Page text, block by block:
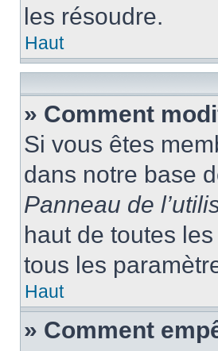
les résoudre.
Haut
» Comment
Si vous êtes
dans notre base
Panneau de
haut de toutes
tous les
Haut
» Comment